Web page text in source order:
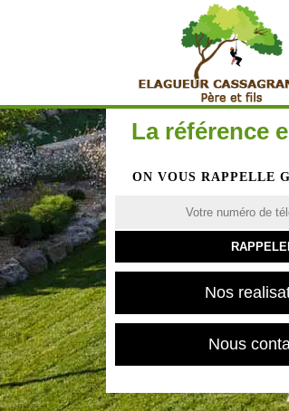
La référence
ON VOUS RAPPELLE
Nos
Nous